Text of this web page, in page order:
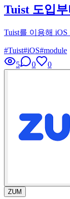
Tuist 도입
Tuist를 이용해
#Tuist#iOS#module
5
0 0
ZUM